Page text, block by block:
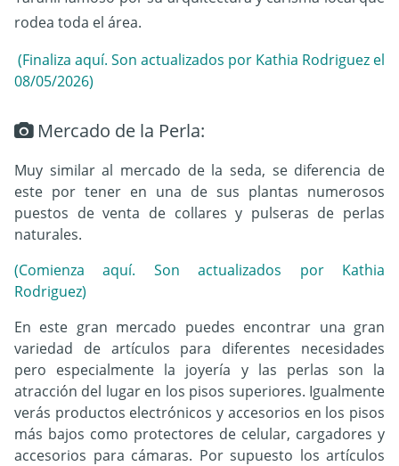
rodea toda el área.
(Finaliza aquí. Son actualizados por Kathia Rodriguez el
08/05/2026)
Mercado de la Perla:
Muy similar al mercado de la seda, se diferencia de
este por tener en una de sus plantas numerosos
puestos de venta de collares y pulseras de perlas
naturales.
(Comienza aquí. Son actualizados por Kathia
Rodriguez)
En este gran mercado puedes encontrar una gran
variedad de artículos para diferentes necesidades
pero especialmente la joyería y las perlas son la
atracción del lugar en los pisos superiores. Igualmente
verás productos electrónicos y accesorios en los pisos
más bajos como protectores de celular, cargadores y
accesorios para cámaras. Por supuesto los artículos